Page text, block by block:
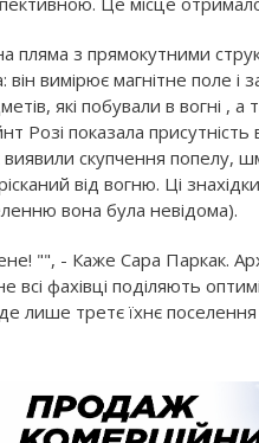
пляма з прямокутними
вимірює магнітне поле і
які побували в вогні , а
показала присутність
скупчення попелу,
від вогню. Ці
вона була невідома).
"", - Каже Сара Паркак.
фахівці поділяють
лише третє їхнє